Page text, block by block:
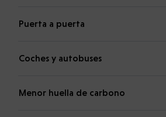
Puerta a puerta
Coches y autobuses
Menor huella de carbono